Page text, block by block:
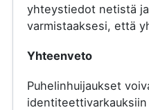
yhteystiedot netistä
varmistaaksesi, että
Yhteenveto
Puhelinhuijaukset